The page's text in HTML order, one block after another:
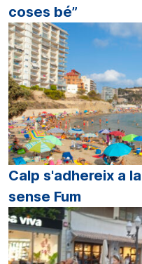
coses bé”
Calp s'adhereix a
sense Fum